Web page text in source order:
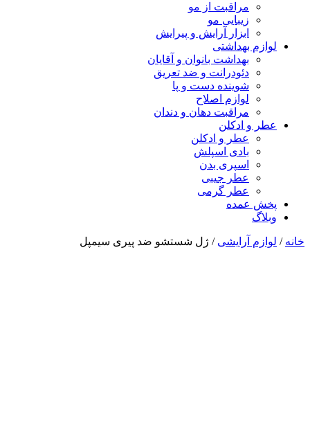
مراقبت از مو
زیبایی مو
ابزار آرایش و پیرایش
لوازم بهداشتی
بهداشت بانوان و آقایان
دئودرانت و ضد تعریق
شوینده دست و پا
لوازم اصلاح
مراقبت دهان و دندان
عطر و ادکلن
عطر و ادکلن
بادی اسپلش
اسپری بدن
عطر جیبی
عطر گرمی
پخش عمده
وبلاگ
خانه / لوازم آرایشی / ژل شستشو ضد پیری سیمپل